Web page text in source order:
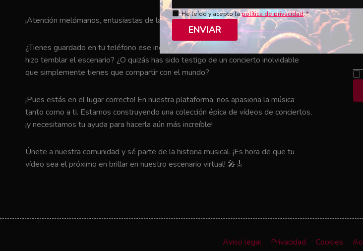
¡Atención melómanos, entusiastas de la música y amantes de los conciertos en vivo!
¿Tienes guardado en tu teléfono ese increíble momento en el que tu artista favorito
hizo temblar el escenario? ¿O quizás has sido testigo de un concierto inolvidable
que simplemente tienes que compartir con el mundo?
¡Pues estás en el lugar correcto! En nuestra plataforma, nos apasiona la música
tanto como a ti. Estamos construyendo una colección épica de vídeos de conciertos,
¡y necesitamos tu ayuda para hacerla aún más increíble!
Únete a nuestra comunidad y sé parte de la historia musical. ¡Es hora de que tu
vídeo sea el próximo en brillar en nuestro escenario virtual! 🎤🎸
Aviso legal Privacidad Cookies
He leído y acepto lapolítica de privacidad.*
ENVIAR